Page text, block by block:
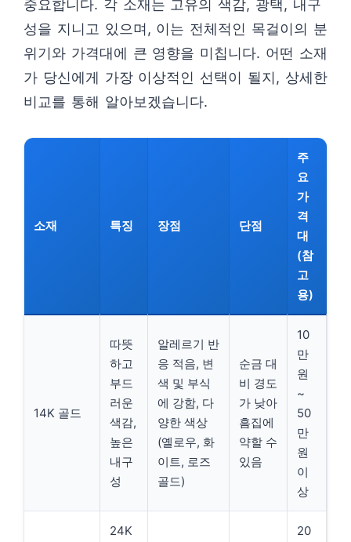
중요합니다. 각 소재는 고유의 색감, 광택, 내구
성을 지니고 있으며, 이는 전체적인 목걸이의 분
위기와 가격대에 큰 영향을 미칩니다. 어떤 소재
가 당신에게 가장 이상적인 선택이 될지, 상세한
비교를 통해 알아보겠습니다.
소재 특징 장점 단점
주
요
가
격
대
(참
고
용)
14K 골드
따뜻
하고
부드
러운
색감,
높은
내구
성
알레르기 반
응 적음, 변
색 및 부식
에 강함, 다
양한 색상
(옐로우, 화
이트, 로즈
골드)
순금 대
비 경도
가 낮아
흠집에
약할 수
있음
10
만
원
~
50
만
원
이
상
24K
20